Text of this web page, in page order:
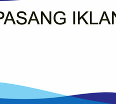
Sejarah Baru Tata Kelola Haji
Sungai Kakap Terima Program Bedah
Teluk Pakedai, Bukti Nyata
Jalani Proses Akreditasi Sekolah